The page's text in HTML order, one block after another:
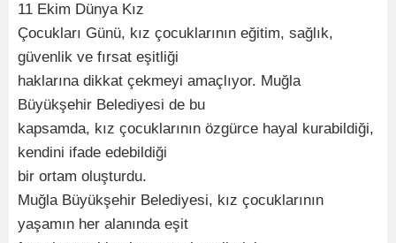
11 Ekim Dünya Kız
Çocukları Günü, kız çocuklarının eğitim, sağlık,
güvenlik ve fırsat eşitliği
haklarına dikkat çekmeyi amaçlıyor. Muğla
Büyükşehir Belediyesi de bu
kapsamda, kız çocuklarının özgürce hayal kurabildiği,
kendini ifade edebildiği
bir ortam oluşturdu.
Muğla Büyükşehir Belediyesi, kız çocuklarının
yaşamın her alanında eşit